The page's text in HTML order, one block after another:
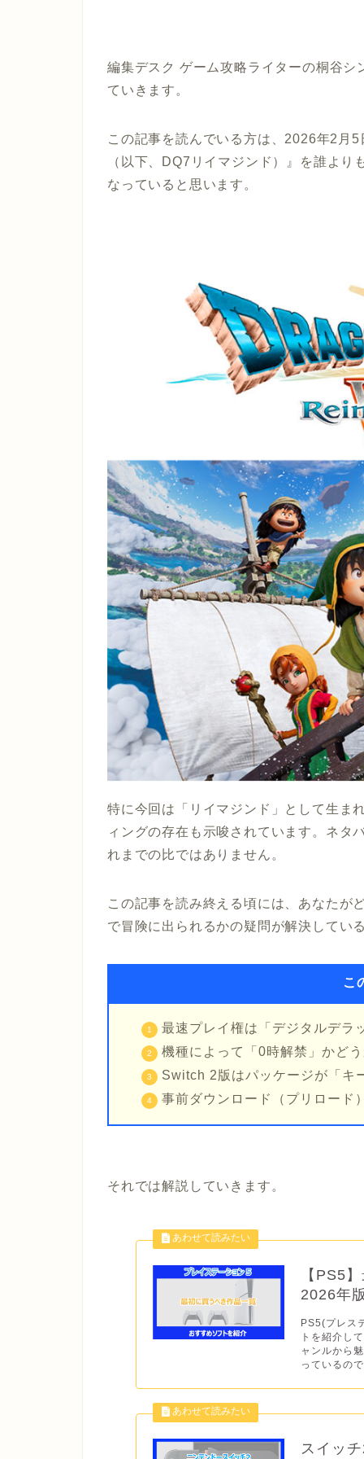
編集デスク ゲーム攻略ライターの桐谷
ていきます。
この記事を読んでいる方は、2026年2月
（以下、DQ7リイマジンド）』を誰よ
なっていると思います。
特に今回は「リイマジンド」として生ま
ィングの存在も示唆されています。ネタ
れまでの比ではありません。
この記事を読み終える頃には、あなたが
で冒険に出られるかの疑問が解決してい
こ
最速プレイ権は「デジタルデラ
機種によって「0時解禁」かど
Switch 2版はパッケージが「キ
事前ダウンロード（プリロード
それでは解説していきます。
【PS5
2026年
PS5(プレス
トを紹介し
ャンルから
っているの
スイッ